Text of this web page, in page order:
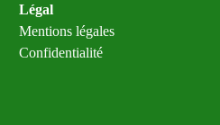
Légal
Mentions légales
Confidentialité